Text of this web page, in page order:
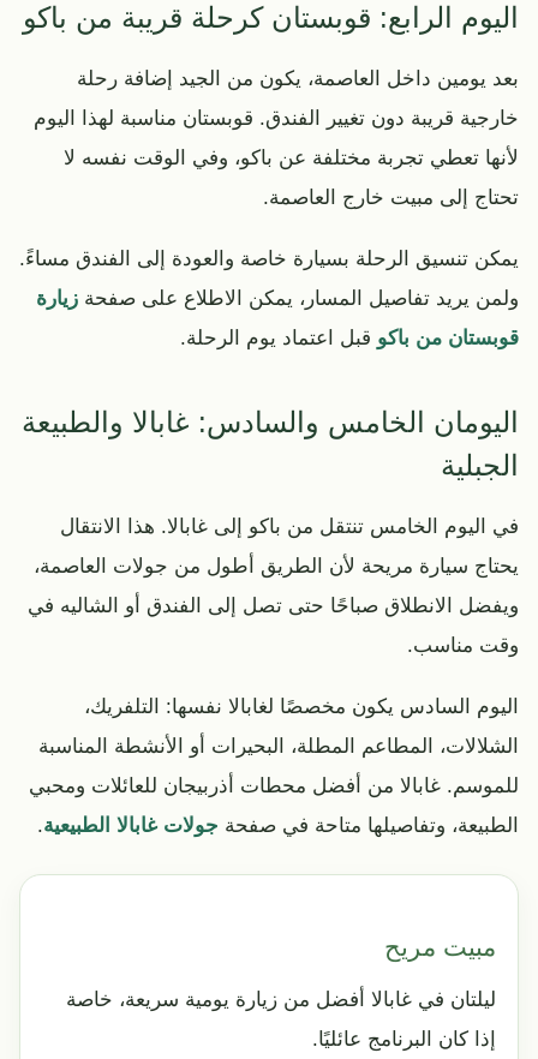
اليوم الرابع: قوبستان كرحلة قريبة من باكو
بعد يومين داخل العاصمة، يكون من الجيد إضافة رحلة
خارجية قريبة دون تغيير الفندق. قوبستان مناسبة لهذا اليوم
لأنها تعطي تجربة مختلفة عن باكو، وفي الوقت نفسه لا
تحتاج إلى مبيت خارج العاصمة.
يمكن تنسيق الرحلة بسيارة خاصة والعودة إلى الفندق مساءً.
ولمن يريد تفاصيل المسار، يمكن الاطلاع على صفحة زيارة
قوبستان من باكو قبل اعتماد يوم الرحلة.
اليومان الخامس والسادس: غابالا والطبيعة
الجبلية
في اليوم الخامس تنتقل من باكو إلى غابالا. هذا الانتقال
يحتاج سيارة مريحة لأن الطريق أطول من جولات العاصمة،
ويفضل الانطلاق صباحًا حتى تصل إلى الفندق أو الشاليه في
وقت مناسب.
اليوم السادس يكون مخصصًا لغابالا نفسها: التلفريك،
الشلالات، المطاعم المطلة، البحيرات أو الأنشطة المناسبة
للموسم. غابالا من أفضل محطات أذربيجان للعائلات ومحبي
الطبيعة، وتفاصيلها متاحة في صفحة جولات غابالا الطبيعية.
مبيت مريح
ليلتان في غابالا أفضل من زيارة يومية سريعة، خاصة
إذا كان البرنامج عائليًا.